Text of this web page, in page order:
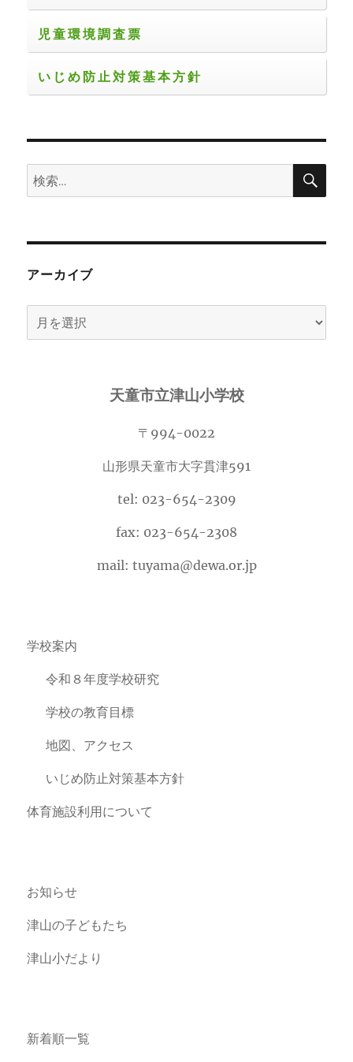
児童環境調査票
いじめ防止対策基本方針
検
索:
検
アーカイブ
ー
天童市立津山小学校
〒994-0022
山形県天童市大字貫津591
tel: 023-654-2309
fax: 023-654-2308
mail: tuyama@dewa.or.jp
学校案内
令和８年度学校研究
学校の教育目標
地図、アクセス
いじめ防止対策基本方針
体育施設利用について
お知らせ
津山の子どもたち
津山小だより
新着順一覧